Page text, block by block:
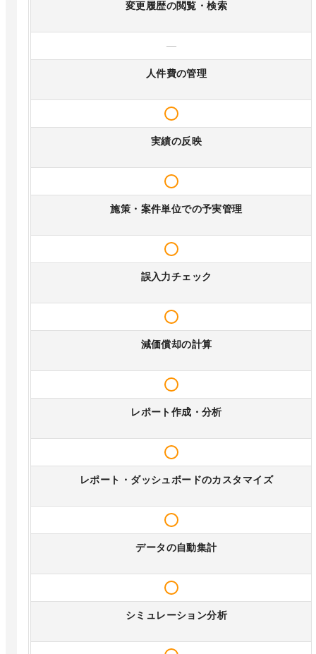
変更履歴の閲覧・検索
—
人件費の管理
実績の反映
施策・案件単位での予実管理
誤入力チェック
減価償却の計算
レポート作成・分析
レポート・ダッシュボードのカスタマイズ
データの自動集計
シミュレーション分析